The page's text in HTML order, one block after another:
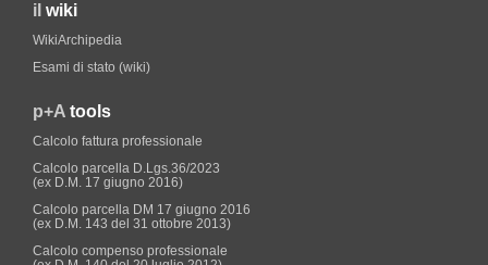
il wiki
WikiArchipedia
Esami di stato (wiki)
p+A tools
Calcolo fattura professionale
Calcolo parcella D.Lgs.36/2023
(ex D.M. 17 giugno 2016)
Calcolo parcella DM 17 giugno 2016
(ex D.M. 143 del 31 ottobre 2013)
Calcolo compenso professionale